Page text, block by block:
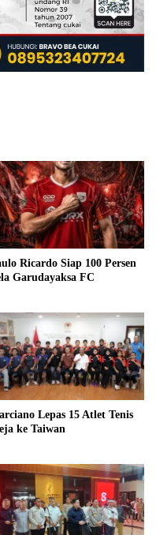
Ricardo Siap 100 Persen
Garudayaksa FC
Lepas 15 Atlet Tenis
ke Taiwan